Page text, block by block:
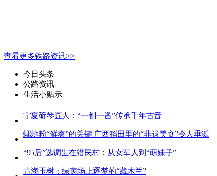
查看更多铁路资讯>>
今日头条
公路资讯
生活小贴示
宁夏斫琴匠人：“一刨一凿”传承千年古音
螺蛳粉“鲜爽”的关键 广西稻田里的“非遗美食”令人垂涎
“95后”选调生在猎民村：从女军人到“萌妹子”
青海玉树：绿茵场上逐梦的“藏木兰”